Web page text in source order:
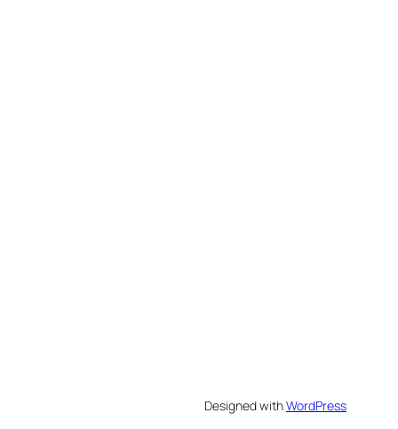
Designed withWordPress